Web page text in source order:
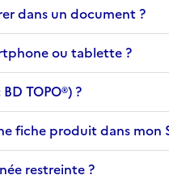
dans un document ?
ou tablette ?
TOPO®) ?
fiche produit dans mon
restreinte ?